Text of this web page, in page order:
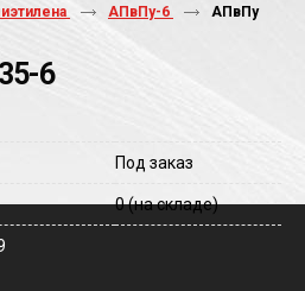
АПвПу-6
АПвПу
6
Под заказ
0(на складе)